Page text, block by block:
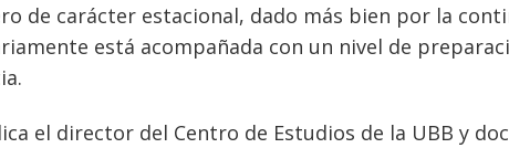
de carácter estacional, dado más bien por la
está acompañada con un nivel de
el director del Centro de Estudios de la UBB y